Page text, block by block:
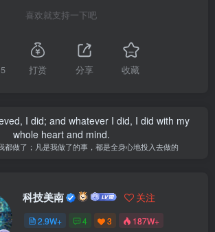
喜欢就支持一下吧
打赏 分享 收藏
I did; and whatever I did, I did with my
whole heart and mind.
都做了；凡是我做了的事，都是全身心地投入去做的
科技美南 关注
2.9W+ 4 3 187W+